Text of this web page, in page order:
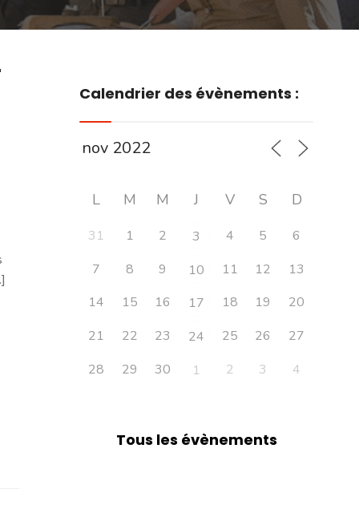
Calendrier des évènements :
L M M J V S D
31 1 2 3 4 5
6
7
8 9 10 11 12
13
14
15 16 17 18 19
20
21
22 23 24 25 26
27
28
29 30 1 2 3 4
Tous les évènements